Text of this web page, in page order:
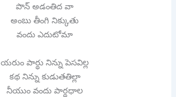
పొన్ అడంతిద వా
అంబు తీంగి నిక్కుతు
వందు ఎదుటోమా
యరుం పార్థు నిన్ను పెసవిల్ల
కథ నిన్ను కుడుతతిల్లా
నీయుం వందు పార్థధాల